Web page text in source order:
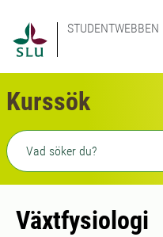
STUDENTWEBBEN
Kurssök
Fritext sökning
Växtfysiologi